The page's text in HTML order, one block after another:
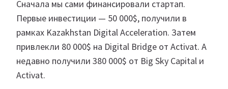
Сначала мы сами финансировали стартап.
Первые инвестиции — 50 000$, получили в
рамках Kazakhstan Digital Acceleration. Затем
привлекли 80 000$ на Digital Bridge от Activat. А
недавно получили 380 000$ от Big Sky Capital и
Activat.